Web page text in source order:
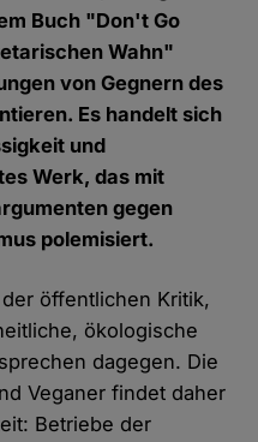
Buch "Don't Go
Wahn"
von Gegnern des
Es handelt sich
und
Werk, das mit
gegen
polemisiert.
öffentlichen Kritik,
ökologische
dagegen. Die
Veganer findet daher
Betriebe der